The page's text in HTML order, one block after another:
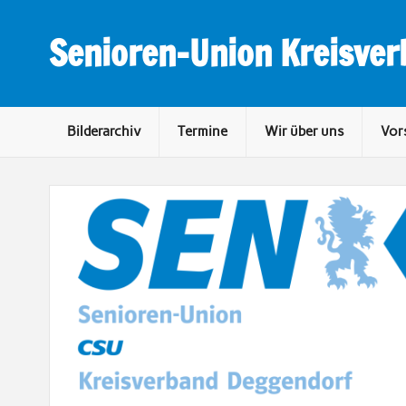
Senioren-Union
Bilderarchiv Termine Wir über uns